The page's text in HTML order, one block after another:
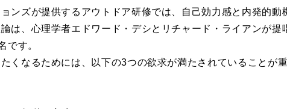
ンズが提供するアウトドア研修では、自己効力感と内発的
は、心理学者エドワード・デシとリチャード・ライアンが提
です。
くなるためには、以下の3つの欲求が満たされていることが